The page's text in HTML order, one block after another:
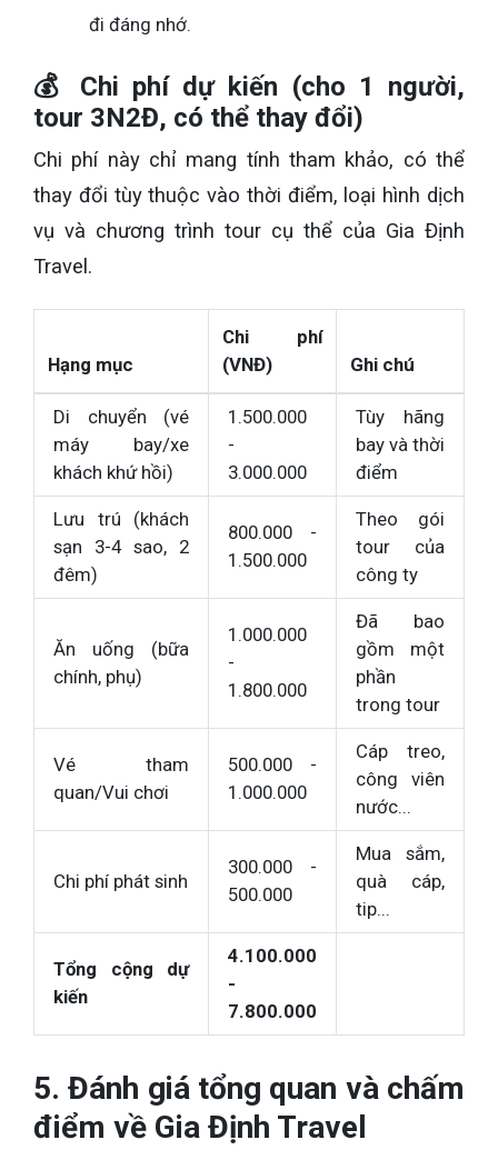
đi đáng nhớ.
💰 Chi phí dự kiến (cho 1 người,
tour 3N2Đ, có thể thay đổi)
Chi phí này chỉ mang tính tham khảo, có thể
thay đổi tùy thuộc vào thời điểm, loại hình dịch
vụ và chương trình tour cụ thể của Gia Định
Travel.
Hạng mục
Chi phí
(VNĐ)
Ghi chú
Di chuyển (vé
máy bay/xe
khách khứ hồi)
1.500.000
-
3.000.000
Tùy hãng
bay và thời
điểm
Lưu trú (khách
sạn 3-4 sao, 2
đêm)
800.000 -
1.500.000
Theo gói
tour của
công ty
Ăn uống (bữa
chính, phụ)
1.000.000
-
1.800.000
Đã bao
gồm một
phần
trong tour
Vé tham
quan/Vui chơi
500.000 -
1.000.000
Cáp treo,
công viên
nước...
Chi phí phát sinh
300.000 -
500.000
Mua sắm,
quà cáp,
tip...
Tổng cộng dự
kiến
4.100.000
-
7.800.000
5. Đánh giá tổng quan và chấm
điểm về Gia Định Travel